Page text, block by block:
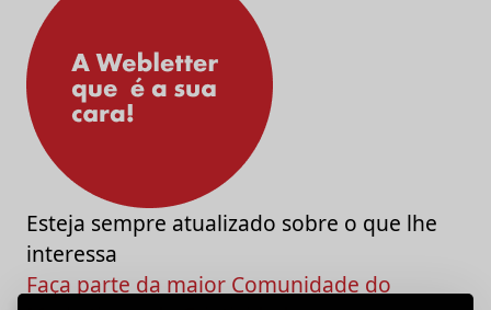
Esteja sempre atualizado sobre o que lhe
interessa
Faça parte da maior Comunidade do